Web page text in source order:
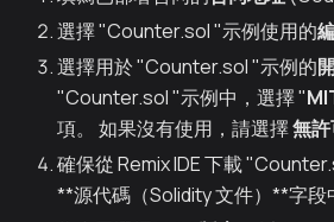
選擇 "Counter.sol "示例使用的
選擇用於 "Counter.sol "示例的
"Counter.sol "示例中，選擇 "
項。 如果沒有使用，請選擇無許
確保從 Remix IDE 下載
**源代碼（Solidity 文件）**字段